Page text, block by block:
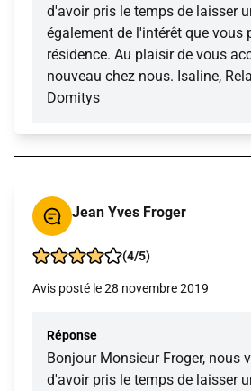
d'avoir pris le temps de laisser
également de l'intérêt que vous
résidence. Au plaisir de vous
nouveau chez nous. Isaline,
Domitys
Jean Yves Froger
(4/5)
Avis posté le 28 novembre 2019
Réponse
Bonjour Monsieur Froger, nous
d'avoir pris le temps de laisser